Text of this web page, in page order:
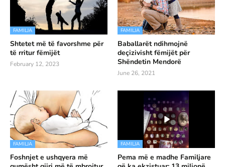
FAMILJA
Shtetet më të favorshme për
të rritur fëmijët
February 12, 2023
FAMILJA
Baballarët ndihmojnë
deçizivisht fëmijët për
Shëndetin Mendorë
June 26, 2021
FAMILJA
Foshnjet e ushqyera më
FAMILJA
Pema më e madhe Familjare